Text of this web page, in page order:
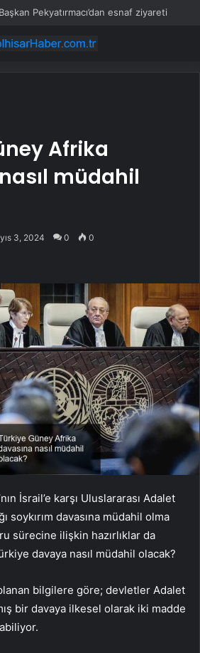
Pekyatırmacı’dan esnaf ziyareti
Afrika
müdahil
3, 2024 0 0
İsrail’e karşı Uluslararası Adalet
soykırım davasına müdahil olma
sürecine ilişkin hazırlıklar da
davaya nasıl müdahil olacak?
bilgilere göre; devletler Adalet
bir davaya ilkesel olarak iki madde